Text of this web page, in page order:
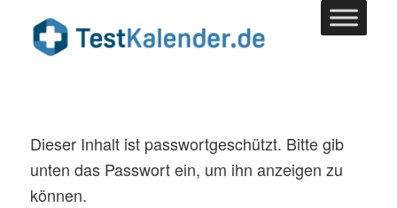
Dieser Inhalt ist passwortgeschützt. Bitte gib
unten das Passwort ein, um ihn anzeigen zu
können.